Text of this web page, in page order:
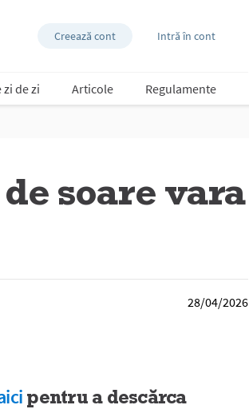
Creează cont Intră în cont
zi de zi Articole Regulamente
soare vara
28/04/2026
pentru a descărca